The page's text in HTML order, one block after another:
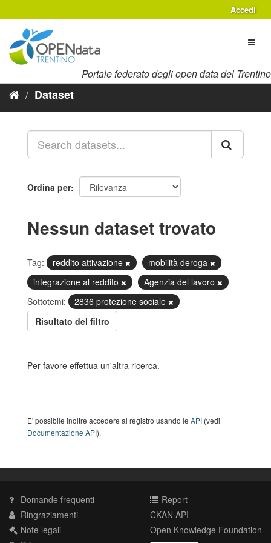
al
contenuto
Accedi
Portale federato degli open data del Trentino
Dataset
Ordina per
Nessun dataset trovato
Tag: reddito attivazione
mobilità deroga
integrazione al reddito
Agenzia del lavoro
Sottotemi:
2836 protezione sociale
Risultato del filtro
Per favore effettua un'altra ricerca.
E' possibile inoltre accedere al registro usando le API (vedi
Documentazione API).
Domande frequenti
Ringraziamenti
Note legali
Report
CKAN API
Open Knowledge Foundation